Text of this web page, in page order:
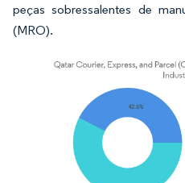
peças sobressalentes de
(MRO).